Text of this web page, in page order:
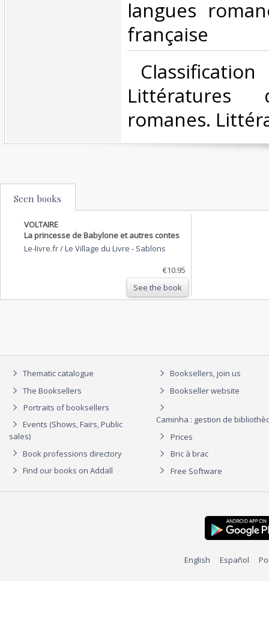
langues
française‎
Littératures
romanes.
Seen books
VOLTAIRE
La princesse de Babylone et autres contes
Le-livre.fr / Le Village du Livre - Sablons
€10.95
See the book
Thematic catalogue
The Booksellers
Portraits of booksellers
Events (Shows, Fairs, Public
sales)
Book professions directory
Find our books on Addall
Booksellers, join us
Bookseller website
Caminha : gestion de
Prices
Bric à brac
Free Software
English Español